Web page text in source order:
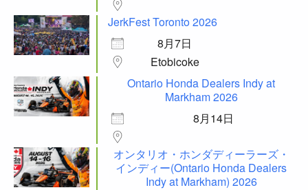
JerkFest Toronto 2026
8月7日
Etobicoke
Ontario Honda Dealers Indy at
Markham 2026
8月14日
オンタリオ・ホンダディーラーズ・
インディー(Ontario Honda Dealers
Indy at Markham) 2026